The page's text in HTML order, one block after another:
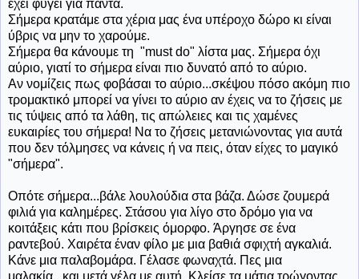
έχει φύγει για πάντα.
Σήμερα κρατάμε στα χέρια μας ένα υπέροχο δώρο κι είναι
ύβρις να μην το χαρούμε.
Σήμερα θα κάνουμε τη "must do" λίστα μας. Σήμερα όχι
αύριο, γιατί το σήμερα είναι πιο δυνατό από το αύριο.
Αν νομίζεις πως φοβάσαι το αύριο...σκέψου πόσο ακόμη πιο
τρομακτικό μπορεί να γίνει το αύριο αν έχεις να το ζήσεις με
τις τύψεις από τα λάθη, τις απώλειες και τις χαμένες
ευκαιρίες του σήμερα! Να το ζήσεις μετανιώνοντας για αυτά
που δεν τόλμησες να κάνεις ή να πεις, όταν είχες το μαγικό
"σήμερα".
Οπότε σήμερα...βάλε λουλούδια στα βάζα. Δώσε ζουμερά
φιλιά για καλημέρες. Στάσου για λίγο στο δρόμο για να
κοιτάξεις κάτι που βρίσκεις όμορφο. Άργησε σε ένα
ραντεβού. Χαιρέτα έναν φίλο με μια βαθιά σφιχτή αγκαλιά.
Κάνε μια παλαβομάρα. Γέλασε φωναχτά. Πες μια
μαλακία...και μετά γέλα με αυτή. Κλείσε τα μάτια τρώγοντας